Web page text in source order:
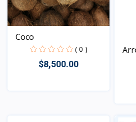
Coco
( 0 )
$8,500.00